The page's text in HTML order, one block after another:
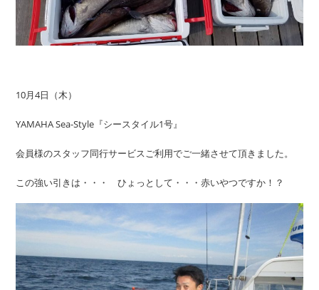
10月4日（木）
YAMAHA Sea-Style『シースタイル1号』
会員様のスタッフ同行サービスご利用でご一緒させて頂きました。
この強い引きは・・・ ひょっとして・・・赤いやつですか！？